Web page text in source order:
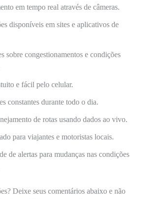
em tempo real através de câmeras.
disponíveis em sites e aplicativos de
sobre congestionamentos e condições
e fácil pelo celular.
constantes durante todo o dia.
de rotas usando dados ao vivo.
para viajantes e motoristas locais.
de alertas para mudanças nas condições
Deixe seus comentários abaixo e não